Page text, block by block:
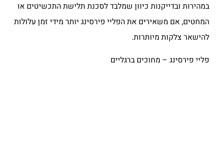
במהירות ובדייקנות כיוון שמלבד לסכנת תלישת התכשיטים או
המחטים, אם משאירים את הפליי פירסינג יותר מידי זמן עלולות
להישאר צלקות מיותרות.
פליי פירסינג – מחוכים ברגליים